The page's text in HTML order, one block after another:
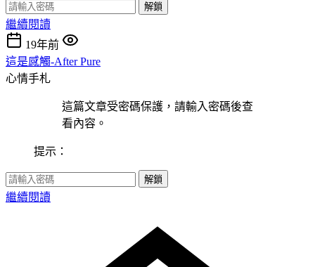
解鎖
繼續閱讀
19年前
這是感觸-After Pure
心情手札
這篇文章受密碼保護，請輸入密碼後查
看內容。
提示：
解鎖
繼續閱讀